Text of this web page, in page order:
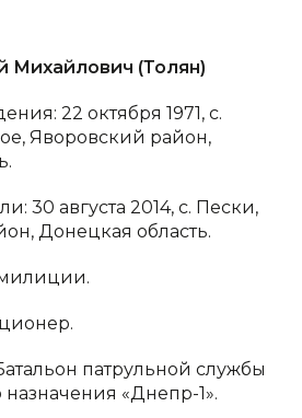
Михайлович (Толян)
22 октября 1971, с.
Яворовский район,
30 августа 2014, с. Пески,
Донецкая область.
патрульной службы
«Днепр-1».